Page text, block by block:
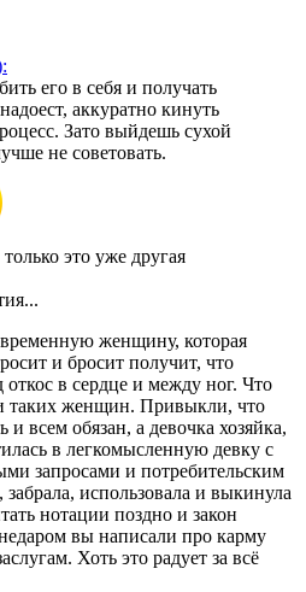
его в себя и получать
аккуратно кинуть
Зато выйдешь сухой
не советовать.
это уже другая
женщину, которая
и бросит получит, что
откос в сердце и между ног. Что
таких женщин. Привыкли, что
и всем обязан, а девочка хозяйка,
в легкомысленную девку с
запросами и потребительским
забрала, использовала и выкинула
нотации поздно и закон
недаром вы написали про карму
Хоть это радует за всё